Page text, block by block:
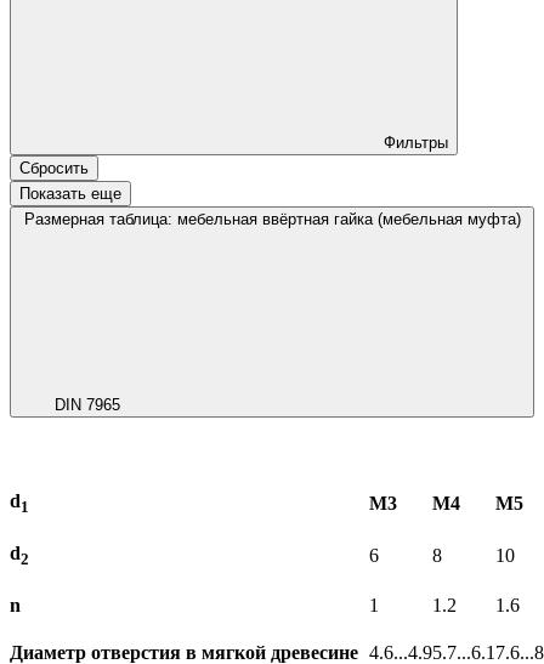
Фильтры
Сбросить
Показать еще
Размерная таблица: мебельная ввёртная гайка (мебельная муфта)
DIN 7965
d1 М3 М4 М5
d2 6 8 10
n 1 1.2 1.6
Диаметр отверстия в мягкой древесине 4.6...4.95.7...6.1 7.6...8